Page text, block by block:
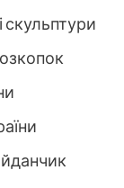
скульптури